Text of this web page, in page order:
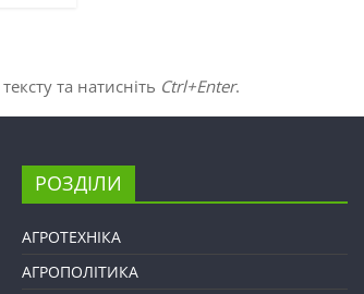
та натисніть Ctrl+Enter.
РОЗДІЛИ
АГРОТЕХНІКА
АГРОПОЛІТИКА